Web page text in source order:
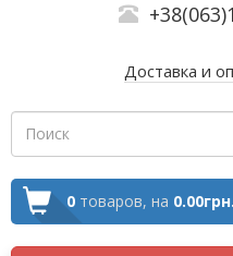
Доставка и
0 товаров, на 0.00грн.